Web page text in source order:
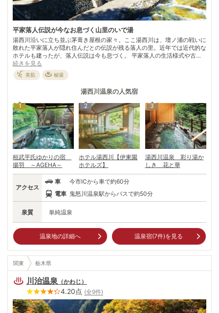
平家落人伝説が今なお息づく山里のいで湯
湯西川沿いに立ち並ぶ茅葺き屋根の家々。ここ湯西川は、壇ノ浦の戦いに
敗れた平家落人が隠れ住んだとの伝説が残る落人の里。近年では近代的な
ホテルも建ったが、落人伝説は今も息づく。 平家落人の生活様式や古い
史料を展示した「平家の里」「平家落人民俗資料館」、平家落人の菩提寺
と伝わる「慈光寺」、平家落人の子孫が発見したといわれる温泉…。そし
て、この地域では現在もこいのぼりは上げず、ニワトリを飼わない。平家
落人が身を隠すために工夫した風習だ。 「味噌べら」などの落人料理を
囲炉裏端でいただき、渓谷沿いの露天風呂に身を委ねる。ひたすらに息を
ひそめ時代の流れを待ち続けた平家落人の生活を思う時、何ともいえない
哀愁が漂ってくる。
続きを見る
美肌 秘湯
湯西川温泉の人気宿
1
桓武平氏ゆかりの宿
揚羽 ～AGEHA～
2
ホテル湯西川【伊東園
ホテルズ】
3
湯西川温泉 彩り湯か
しき 花と華
泉質 単純温泉
アクセス
車
今市ICから車で約60分
電車 鬼怒川温泉駅からバスで約50分
温泉地の詳細へ 温泉宿(7件)を見る
関東 栃木県
川治温泉 （かわじ ）
4.20点 (全9件)